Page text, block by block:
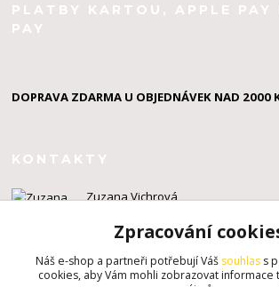
PLATBY KARTOU, APPLE PAY
PAY
DOPRAVA ZDARMA U OBJEDNÁVEK NAD 2000
KONTAKTY
Zuzana Vichrová
info@zuzahackuje.cz
Zpracování
Náš e-shop a partneři potřebují Váš souhlas s
cookies, aby Vám mohli zobrazovat informace